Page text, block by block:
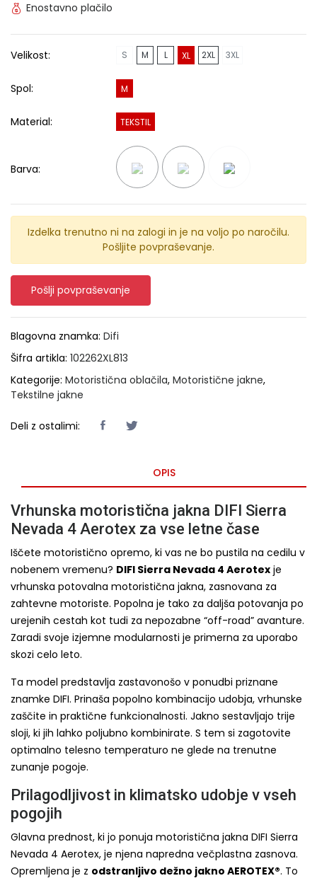
Enostavno plačilo
Velikost: S M L XL 2XL 3XL
Spol: M
Material: TEKSTIL
Barva:
Izdelka trenutno ni na zalogi in je na voljo po naročilu.
Pošljite povpraševanje.
Pošlji povpraševanje
Blagovna znamka: Difi
Šifra artikla: 102262XL813
Kategorije: Motoristična oblačila, Motoristične jakne,
Tekstilne jakne
Deli z ostalimi:
OPIS
Vrhunska motoristična jakna DIFI Sierra
Nevada 4 Aerotex za vse letne čase
Iščete motoristično opremo, ki vas ne bo pustila na cedilu v
nobenem vremenu? DIFI Sierra Nevada 4 Aerotex je
vrhunska potovalna motoristična jakna, zasnovana za
zahtevne motoriste. Popolna je tako za daljša potovanja po
urejenih cestah kot tudi za nepozabne “off-road” avanture.
Zaradi svoje izjemne modularnosti je primerna za uporabo
skozi celo leto.
Ta model predstavlja zastavonošo v ponudbi priznane
znamke DIFI. Prinaša popolno kombinacijo udobja, vrhunske
zaščite in praktične funkcionalnosti. Jakno sestavljajo trije
sloji, ki jih lahko poljubno kombinirate. S tem si zagotovite
optimalno telesno temperaturo ne glede na trenutne
zunanje pogoje.
Prilagodljivost in klimatsko udobje v vseh
pogojih
Glavna prednost, ki jo ponuja motoristična jakna DIFI Sierra
Nevada 4 Aerotex, je njena napredna večplastna zasnova.
Opremljena je z odstranljivo dežno jakno AEROTEX®. To